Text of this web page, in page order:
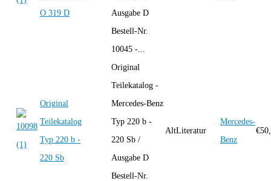
O 319 D
Ausgabe D
Bestell-Nr.
10045 -...
Original
Teilekatalog
Typ 220 b -
220 Sb
Original
Teilekatalog -
Mercedes-Benz
Typ 220 b -
220 Sb /
Ausgabe D
Bestell-Nr.
AltLiteratur
Mercedes-
Benz
€